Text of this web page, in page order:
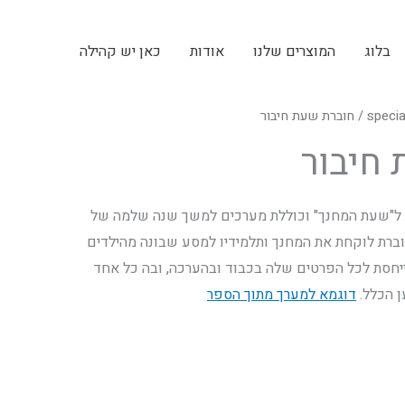
בלוג המוצרים שלנו אודות כאן יש קהילה
/ חוברת שעת חיבור
ל"שעת המחנך" וכוללת מערכים למשך שנה שלמה של
לוקחת את המחנך ותלמידיו למסע שבונה מהילדים
לכל הפרטים שלה בכבוד ובהערכה, ובה כל אחד
הכלל. דוגמא למערך מתוך הספר